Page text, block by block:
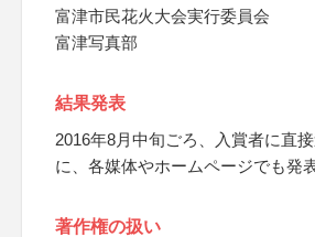
富津市民花火大会実行委員会
富津写真部
結果発表
2016年8月中旬ごろ、入賞者に直
に、各媒体やホームページでも発
著作権の扱い